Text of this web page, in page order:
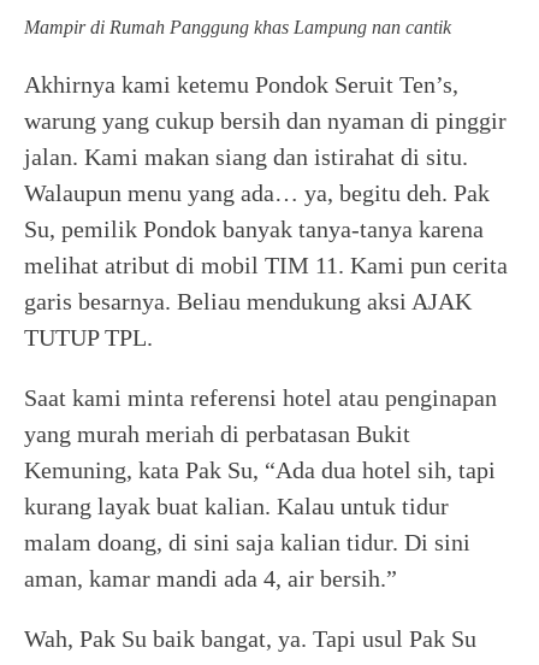
Mampir di Rumah Panggung khas Lampung nan cantik
Akhirnya kami ketemu Pondok Seruit Ten’s,
warung yang cukup bersih dan nyaman di pinggir
jalan. Kami makan siang dan istirahat di situ.
Walaupun menu yang ada… ya, begitu deh. Pak
Su, pemilik Pondok banyak tanya-tanya karena
melihat atribut di mobil TIM 11. Kami pun cerita
garis besarnya. Beliau mendukung aksi AJAK
TUTUP TPL.
Saat kami minta referensi hotel atau penginapan
yang murah meriah di perbatasan Bukit
Kemuning, kata Pak Su, “Ada dua hotel sih, tapi
kurang layak buat kalian. Kalau untuk tidur
malam doang, di sini saja kalian tidur. Di sini
aman, kamar mandi ada 4, air bersih.”
Wah, Pak Su baik bangat, ya. Tapi usul Pak Su